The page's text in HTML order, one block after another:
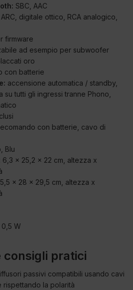
SBC, AAC
ARC, digitale ottico, RCA analogico,
firmware
ad esempio per subwoofer
oro
con batterie
accensione automatica / standby,
su tutti gli ingressi tranne Phono,
con batterie, cavo di
Blu
6,3 x 25,2 x 22 cm, altezza x
x 28 x 29,5 cm, altezza x
0,5 W
consigli pratici
passivi compatibili usando cavi
la polarità